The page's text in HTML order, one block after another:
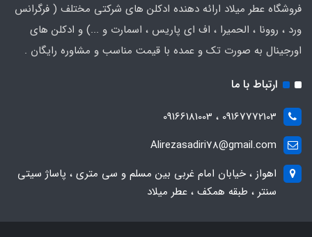
فروشگاه عطر میلاد ارائه دهنده ادکلن های شرکتی مختلف ( فرگرانس
ورد ، روونا ، الحمیرا ، اف ای پاریس ، اسمارت و ...) و ادکلن های
اورجینال به صورت تک و عمده با قیمت مناسب و مشاوره رایگان .
ارتباط با ما
09167772103 ، 09166181003
Alirezasadiri78@gmail.com
اهواز ، خیابان امام غربی بین مسلم و سی متری ، پاساژ سیتی
سنتر ، طبقه همکف ، عطر میلاد